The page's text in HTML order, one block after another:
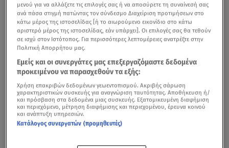
Μήνυμα στους πολίτες θα απευθύνει σήμερα στις 18:00
το απόγευμα ο πρωθυπουργόςΚυριάκος Μητσοτάκης
όπως ανακοίνωσε ο
εκπρόσωπος τόνισε ότι δε θα ανακοινωθούν νέα μέτρα
για τον περιορισμό της διασποράς του κορωνοϊού, αλλά
μενού για να αλλάξετε τις επιλογές σας ή να αποσύρετε τη συναίνεσή σας
ανά πάσα στιγμή πατώντας τον σύνδεσμο Διαχείριση προτιμήσεων στο
κάτω μέρος της ιστοσελίδας [ή το αιωρούμενο εικονίδιο στο κάτω
αριστερό μέρος της ιστοσελίδας, εάν υπάρχει]. Οι επιλογές σας θα τεθούν
σε ισχύ στον Ιστότοπος. Για περισσότερες λεπτομέρειες ανατρέξτε στην
Πολιτική Απορρήτου μας.
Εμείς και οι συνεργάτες μας επεξεργαζόμαστε δεδομένα
προκειμένου να παρασχεθούν τα εξής:
Χρήση επακριβών δεδομένων γεωεντοπισμού. Ακριβής σάρωση
χαρακτηριστικών συσκευής για αναγνώριση ταυτότητας. Αποθήκευση ή/
και πρόσβαση στα δεδομένα μιας συσκευής. Εξατομικευμένη διαφήμιση
και περιεχόμενο, μέτρηση διαφήμισης και περιεχομένου, έρευνα κοινού
και ανάπτυξη υπηρεσιών.
Κατάλογος συνεργατών (προμηθευτές)